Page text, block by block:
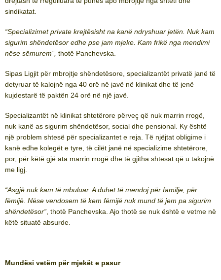
sindikatat.
“Specializimet private krejtësisht na kanë ndryshuar jetën. Nuk kam
sigurim shëndetësor edhe pse jam mjeke. Kam frikë nga mendimi
nëse sëmurem”, thotë Panchevska.
Sipas Ligjit për mbrojtje shëndetësore, specializantët privatë janë të
detyruar të kalojnë nga 40 orë në javë në klinikat dhe të jenë
kujdestarë të paktën 24 orë në një javë.
Specializantët në klinikat shtetërore përveç që nuk marrin rrogë,
nuk kanë as sigurim shëndetësor, social dhe pensional. Ky është
një problem shtesë për specializantet e reja. Të njëjtat obligime i
kanë edhe kolegët e tyre, të cilët janë në specializime shtetërore,
por, për këtë gjë ata marrin rrogë dhe të gjitha shtesat që u takojnë
me ligj.
“Asgjë nuk kam të mbuluar. A duhet të mendoj për familje, për
fëmijë. Nëse vendosem të kem fëmijë nuk mund të jem pa sigurim
shëndetësor” , thotë Panchevska. Ajo thotë se nuk është e vetme në
këtë situatë absurde.
Mundësi vetëm për mjekët e pasur